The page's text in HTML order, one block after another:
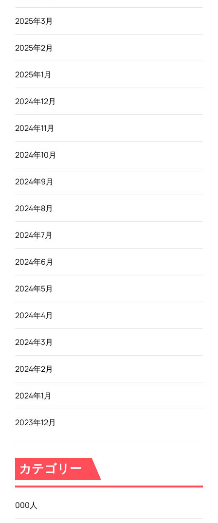
2025年3月
2025年2月
2025年1月
2024年12月
2024年11月
2024年10月
2024年9月
2024年8月
2024年7月
2024年6月
2024年5月
2024年4月
2024年3月
2024年2月
2024年1月
2023年12月
カテゴリー
000人